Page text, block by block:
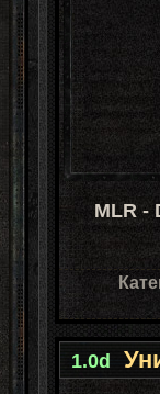
MLR -
1.0d